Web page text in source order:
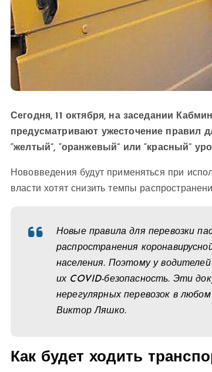
Сегодня, 11 октября, на заседании
предусматривают ужесточение правил
“желтый”, “оранжевый” или “красный”
Нововведения будут применяться при
власти хотят снизить темпы
Новые правила для перевозки
распространения
населения. Поэтому у
их COVID-безопасность. Эти
нерегулярных перевозок в
Виктор Ляшко.
Как будет ходить